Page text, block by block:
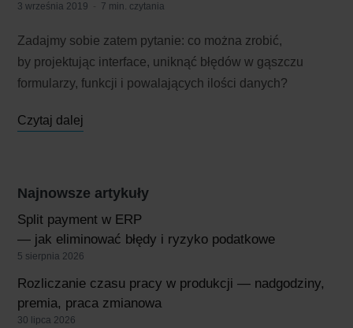
3 września 2019 7 min. czytania
Zadajmy sobie zatem pytanie: co można zrobić,
by projektując interface, uniknąć błędów w gąszczu
formularzy, funkcji i powalających ilości danych?
Czytaj dalej
Najnowsze artykuły
Split payment w ERP
— jak eliminować błędy i ryzyko podatkowe
5 sierpnia 2026
Rozliczanie czasu pracy w produkcji — nadgodziny,
premia, praca zmianowa
30 lipca 2026